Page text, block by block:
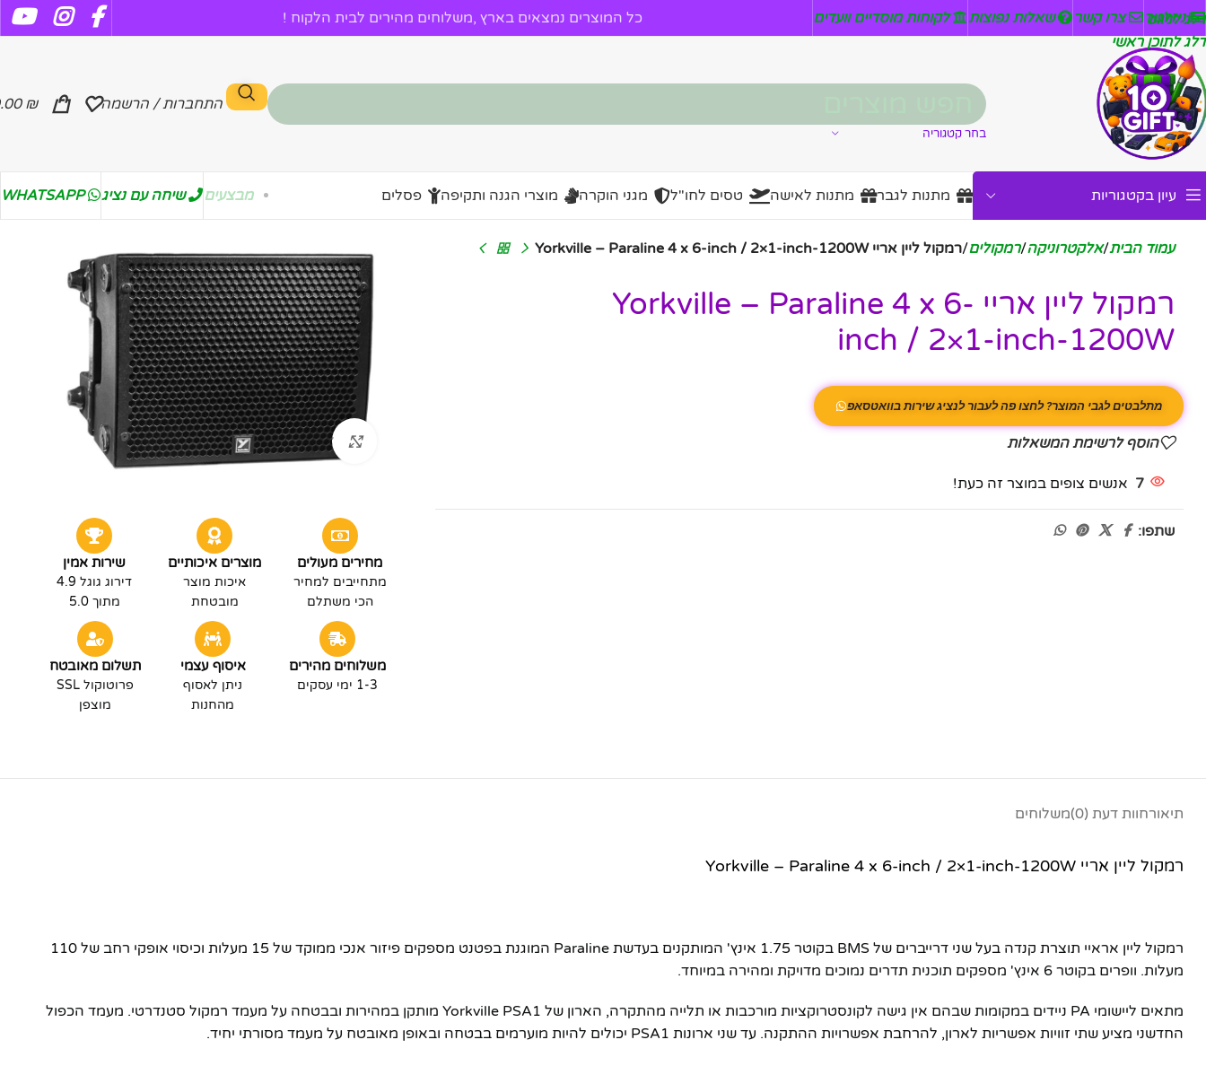
דלג לניווט
דלג לתוכן ראשי
ניזלטר צרו קשר שאלות נפוצות לקוחות מוסדיים וועדים כל המוצרים נמצאים בארץ ,משלוחים מהירים לבית הלקוח !
בחר קטגוריה
התחברות / הרשמה ₪
עיון בקטגוריות מתנות לגבר מתנות לאישה טסים לחו"ל מגני הוקרה מוצרי הגנה ותקיפה פסלים מבצעים שיחה עם נציג WHATSAPP
לחץ להגדלה
מחירים מעולים
מתחייבים למחיר
הכי משתלם
מוצרים איכותיים
איכות מוצר
מובטחת
שירות אמין
דירוג גוגל 4.9
מתוך 5.0
משלוחים מהירים
1-3 ימי עסקים
איסוף עצמי
ניתן לאסוף
מהחנות
תשלום מאובטח
פרוטוקול SSL
מוצפן
עמוד הבית/אלקטרוניקה/רמקולים/רמקול ליין אריי Yorkville – Paraline 4 x 6-inch / 2×1-inch-1200W
רמקול ליין אריי Yorkville – Paraline 4 x 6-
inch / 2×1-inch-1200W
מתלבטים לגבי המוצר? לחצו פה לעבור לנציג שירות בוואטסאפ
הוסף לרשימת המשאלות
7 אנשים צופים במוצר זה כעת!
שתפו:
תיאורחוות דעת (0) משלוחים
רמקול ליין אריי Yorkville – Paraline 4 x 6-inch / 2×1-inch-1200W
רמקול ליין אראיי תוצרת קנדה בעל שני דרייברים של BMS בקוטר 1.75 אינץ' המותקנים בעדשת Paraline המוגנת בפטנט מספקים פיזור אנכי ממוקד של 15 מעלות וכיסוי אופקי רחב של 110
מעלות. וופרים בקוטר 6 אינץ' מספקים תוכנית תדרים נמוכים מדויקת ומהירה במיוחד.
מתאים ליישומי PA ניידים במקומות שבהם אין גישה לקונסטרוקציות מורכבות או תלייה מהתקרה, הארון של Yorkville PSA1 מותקן במהירות ובבטחה על מעמד רמקול סטנדרטי. מעמד הכפול
החדשני מציע שתי זוויות אפשריות לארון, להרחבת אפשרויות ההתקנה. עד שני ארונות PSA1 יכולים להיות מוערמים בבטחה ובאופן מאובטח על מעמד מסורתי יחיד.